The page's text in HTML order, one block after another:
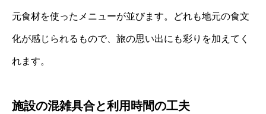
元食材を使ったメニューが並びます。どれも地元の食文
化が感じられるもので、旅の思い出にも彩りを加えてく
れます。
施設の混雑具合と利用時間の工夫